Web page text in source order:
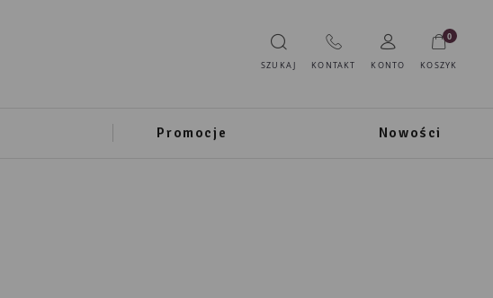
SZUKAJ KONTAKT KONTO KOSZYK
0
Promocje Nowości